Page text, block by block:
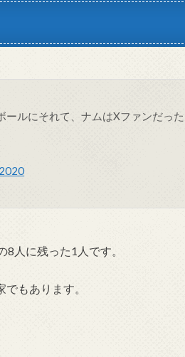
ルにそれて、ナムはXファンだっ
人に残った1人です。
もあります。